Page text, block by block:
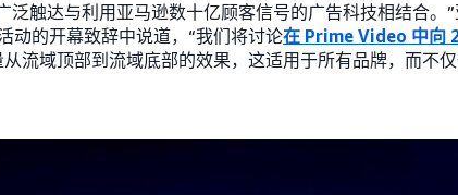
泛触达与利用亚马逊数十亿顾客信号的广告科技相结合。
动的开幕致辞中说道，“我们将讨论在 Prime Video 中向
流域顶部到流域底部的效果，这适用于所有品牌，而不